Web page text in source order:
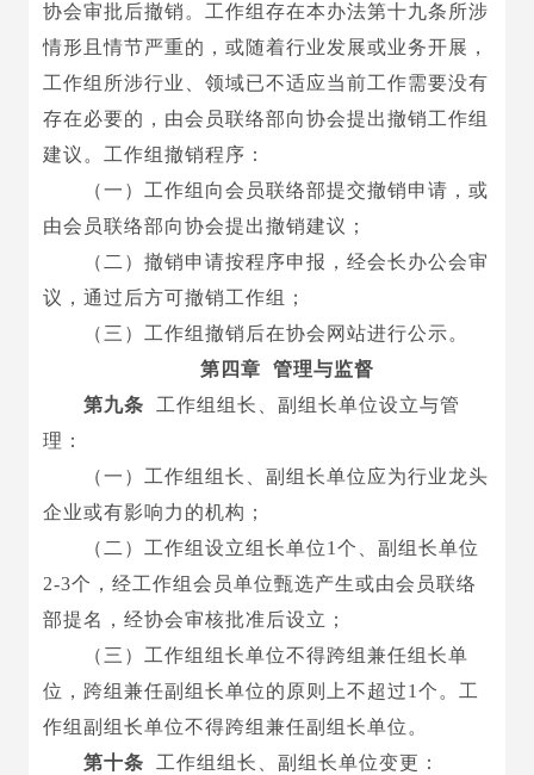
协会审批后撤销。工作组存在本办法第十九条所涉
情形且情节严重的，或随着行业发展或业务开展，
工作组所涉行业、领域已不适应当前工作需要没有
存在必要的，由会员联络部向协会提出撤销工作组
建议。工作组撤销程序：
（一）工作组向会员联络部提交撤销申请，或
由会员联络部向协会提出撤销建议；
（二）撤销申请按程序申报，经会长办公会审
议，通过后方可撤销工作组；
（三）工作组撤销后在协会网站进行公示。
第四章 管理与监督
第九条
工作组组长、副组长单位设立与管
理：
（一）工作组组长、副组长单位应为行业龙头
企业或有影响力的机构；
（二）工作组设立组长单位1个、副组长单位
2-3个，经工作组会员单位甄选产生或由会员联络
部提名，经协会审核批准后设立；
（三）工作组组长单位不得跨组兼任组长单
位，跨组兼任副组长单位的原则上不超过1个。工
作组副组长单位不得跨组兼任副组长单位。
第十条
工作组组长、副组长单位变更：